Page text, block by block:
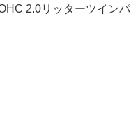
2.0リッターツインパ